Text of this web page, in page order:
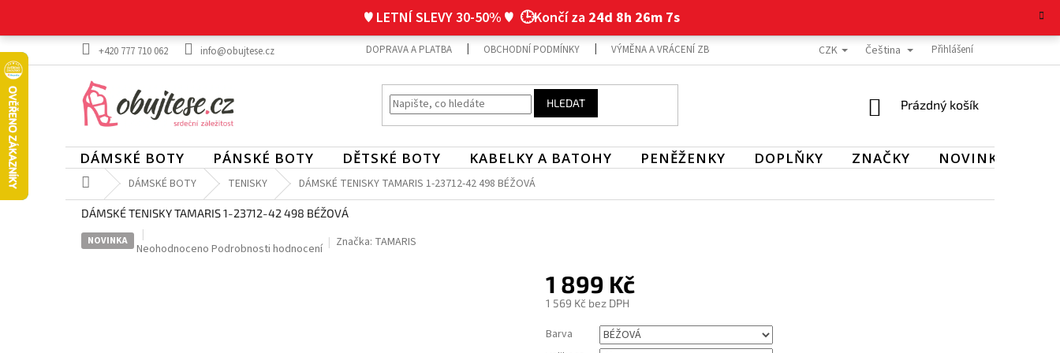
obsah
♥ LETNÍ SLEVY 30-50% ♥ 🕒Končí za 24d 8h 26m 6s
+420 777 710 062 info@obujtese.cz DOPRAVA A PLATBA OBCHODNÍ PODMÍNKY VÝMĚNA A VRÁCENÍ ZBOŽÍ REKLAMAČNÍ ŘÁD OCHRANA OSOBNÍCH ÚDAJŮ
CZK Čeština Přihlášení
HLEDAT
NÁKUPNÍ
Prázdný košík
DÁMSKÉ BOTY PÁNSKÉ BOTY DĚTSKÉ BOTY KABELKY A BATOHY PENĚŽENKY DOPLŇKY ZNAČKY NOVINKY
Domů DÁMSKÉ BOTY TENISKY DÁMSKÉ TENISKY TAMARIS 1-23712-42 498 BÉŽOVÁ
DÁMSKÉ TENISKY TAMARIS 1-23712-42 498 BÉŽOVÁ
NOVINKA
Průměrné
Neohodnoceno Podrobnosti hodnocení Značka: TAMARIS
1 899 Kč
1 569 Kč bez DPH
cena:
Barva